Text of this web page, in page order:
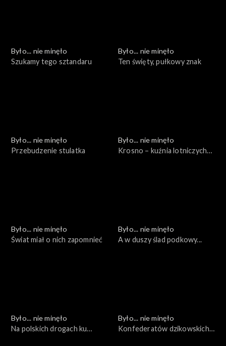
Było... nie minęło
Szukamy tego sztandaru
Było... nie minęło
Ten święty, pułkowy znak
Było... nie minęło
Przebudzenie stulatka
Było... nie minęło
Krosno – kuźnia lotniczych
Było... nie minęło
Świat miał o nich zapomnieć
Było... nie minęło
A w duszy ślad podkowy...
Było... nie minęło
Na polskich drogach ku
Było... nie minęło
Konfederatów dzikowskich